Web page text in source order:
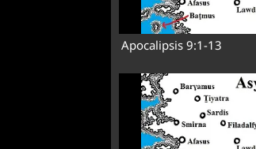
Apocalipsis 9:1-13